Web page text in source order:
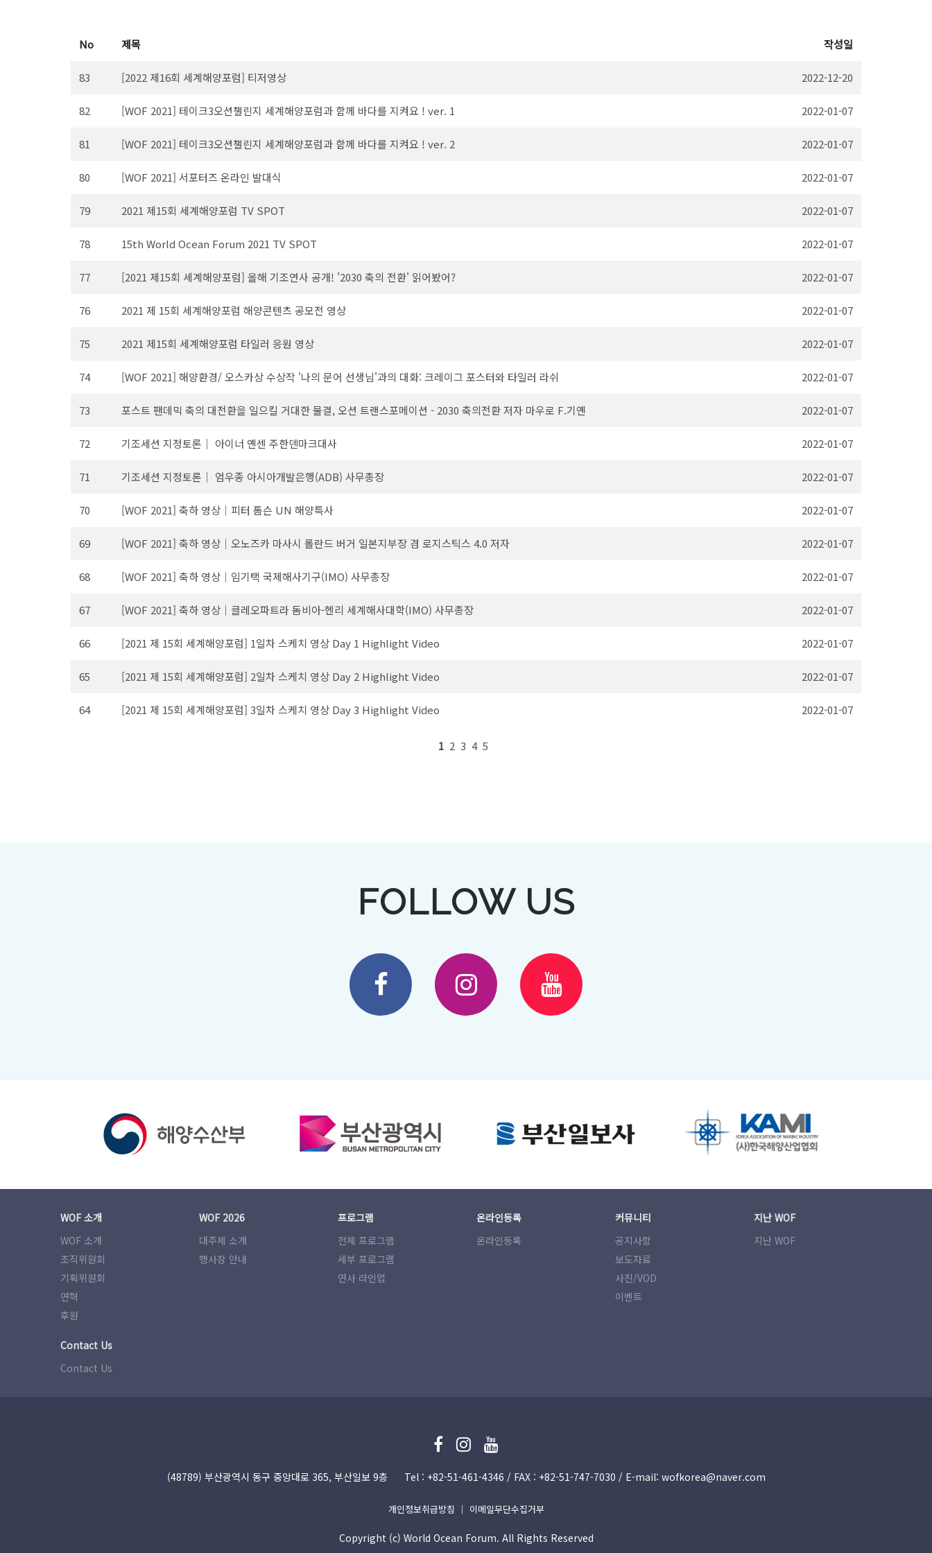
No 제목 작성일
83 [2022 제16회 세계해양포럼] 티저영상 2022-12-20
82 [WOF 2021] 테이크3오션챌린지 세계해양포럼과 함께 바다를 지켜요 ! ver. 1 2022-01-07
81 [WOF 2021] 테이크3오션챌린지 세계해양포럼과 함께 바다를 지켜요 ! ver. 2 2022-01-07
80 [WOF 2021] 서포터즈 온라인 발대식 2022-01-07
79 2021 제15회 세계해양포럼 TV SPOT 2022-01-07
78 15th World Ocean Forum 2021 TV SPOT 2022-01-07
77 [2021 제15회 세계해양포럼] 올해 기조연사 공개! '2030 축의 전환' 읽어봤어? 2022-01-07
76 2021 제 15회 세계해양포럼 해양콘텐츠 공모전 영상 2022-01-07
75 2021 제15회 세계해양포럼 타일러 응원 영상 2022-01-07
74 [WOF 2021] 해양환경/ 오스카상 수상작 '나의 문어 선생님'과의 대화: 크레이그 포스터와 타일러 라쉬 2022-01-07
73 포스트 팬데믹 축의 대전환을 일으킬 거대한 물결, 오션 트랜스포메이션 - 2030 축의전환 저자 마우로 F.기옌 2022-01-07
72 기조세션 지정토론｜ 아이너 옌센 주한덴마크대사 2022-01-07
71 기조세션 지정토론｜ 엄우종 아시아개발은행(ADB) 사무총장 2022-01-07
70 [WOF 2021] 축하 영상｜피터 톰슨 UN 해양특사 2022-01-07
69 [WOF 2021] 축하 영상｜오노즈카 마사시 롤란드 버거 일본지부장 겸 로지스틱스 4.0 저자 2022-01-07
68 [WOF 2021] 축하 영상｜임기택 국제해사기구(IMO) 사무총장 2022-01-07
67 [WOF 2021] 축하 영상｜클레오파트라 돔비아-헨리 세계해사대학(IMO) 사무총장 2022-01-07
66 [2021 제 15회 세계해양포럼] 1일차 스케치 영상 Day 1 Highlight Video 2022-01-07
65 [2021 제 15회 세계해양포럼] 2일차 스케치 영상 Day 2 Highlight Video 2022-01-07
64 [2021 제 15회 세계해양포럼] 3일차 스케치 영상 Day 3 Highlight Video 2022-01-07
1 2 3 4 5
FOLLOW US
WOF 소개
WOF 소개
조직위원회
기획위원회
연혁
후원
WOF 2026
대주제 소개
행사장 안내
프로그램
전체 프로그램
세부 프로그램
연사 라인업
온라인등록
온라인등록
커뮤니티
공지사항
보도자료
사진/VOD
이벤트
지난 WOF
지난 WOF
Contact Us
Contact Us
(48789) 부산광역시 동구 중앙대로 365, 부산일보 9층 Tel : +82-51­-461-4346 / FAX : +82-51­-747-7030 / E-mail: wofkorea@naver.com
개인정보취급방침 ｜ 이메일무단수집거부
Copyright (c) World Ocean Forum. All Rights Reserved